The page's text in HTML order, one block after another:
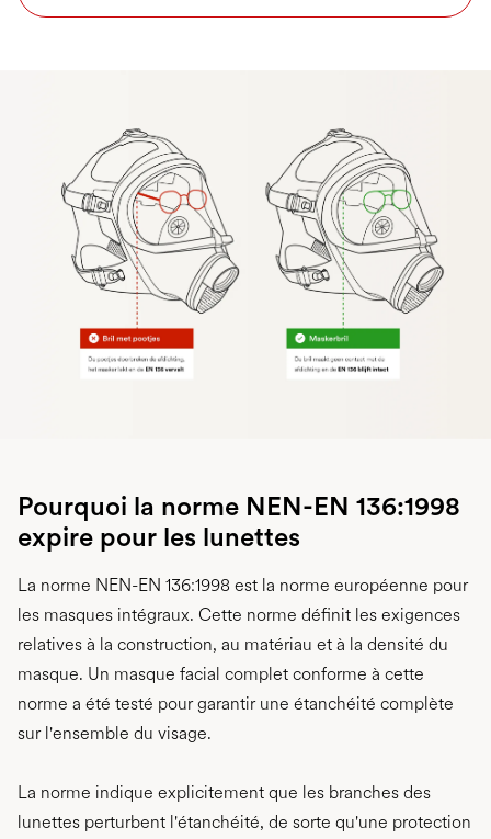
Pourquoi la norme NEN-EN 136:1998
expire pour les lunettes
La norme NEN-EN 136:1998 est la norme européenne pour
les masques intégraux. Cette norme définit les exigences
relatives à la construction, au matériau et à la densité du
masque. Un masque facial complet conforme à cette
norme a été testé pour garantir une étanchéité complète
sur l'ensemble du visage.
La norme indique explicitement que les branches des
lunettes perturbent l'étanchéité, de sorte qu'une protection